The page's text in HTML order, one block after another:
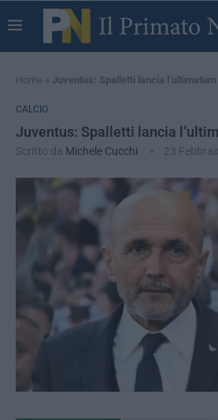
Home » Juventus: Spalletti lancia l’ultimatum
CALCIO
Juventus: Spalletti lancia
Scritto da Michele Cucchi 23